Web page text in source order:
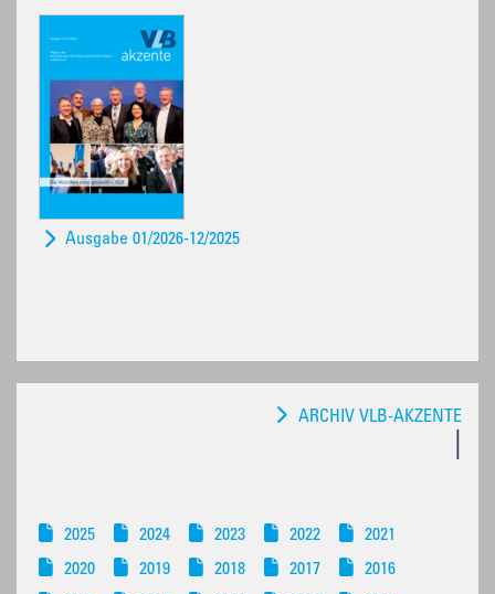
ARCHIV VLB-AKZENTE
2025 2024 2023 2022
2021
2020
2019 2018 2017
2016
Ausgabe 01/2026-12/2025